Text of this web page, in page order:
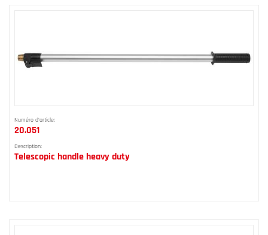
Numéro d'article:
20.051
Description:
Telescopic handle heavy duty